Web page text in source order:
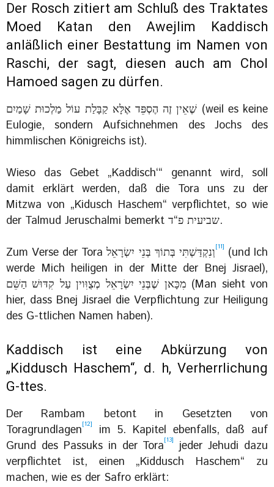
Der Rosch zitiert am Schluß des Traktates
Moed Katan den Awejlim Kaddisch
anläßlich einer Bestattung im Namen von
Raschi, der sagt, diesen auch am Chol
Hamoed sagen zu dürfen.
‏שֶׁאֵין זֶה הֶסְפֵּד אֶלָּא קַבָּלַת עוֹל מַלְכוּת שָׁמַיִם (weil es keine
Eulogie, sondern Aufsichnehmen des Jochs des
himmlischen Königreichs ist).‎
Wieso das Gebet „Kaddisch‘“ genannt wird, soll
damit erklärt werden, daß die Tora uns zu der
Mitzwa von „Kidusch Haschem“ verpflichtet, so wie
[11]
וְנִקְדַּשְׁתִּי בְּתוֹךְ בְּנֵי יִשְׂרָאֵל‎ (und Ich
werde Mich heiligen in der Mitte der Bnej Jisrael),
‏מִכָּאן שֶׁבְּנֵי יִשְׂרָאֵל מְצֻוִּוין עַל קִדּוּשׁ הַשֵּׁם‎ (Man sieht von
hier, dass Bnej Jisrael die Verpflichtung zur Heiligung
des G-ttlichen Namen haben).
Kaddisch ist eine Abkürzung von
„Kiddusch Haschem“, d. h, Verherrlichung
G-ttes.
Der Rambam betont in Gesetzten von
Toragrundlagen[12]
im 5. Kapitel ebenfalls, daß auf
Grund des Passuks in der Tora[13]
jeder Jehudi dazu
verpflichtet ist, einen „Kiddusch Haschem“ zu
machen, wie es der Safro erklärt: